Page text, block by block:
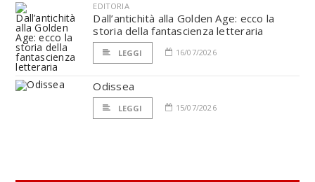
EDITORIA
Dall’antichità alla Golden Age: ecco la
storia della fantascienza letteraria
LEGGI 16/07/2026
Odissea
LEGGI 15/07/2026